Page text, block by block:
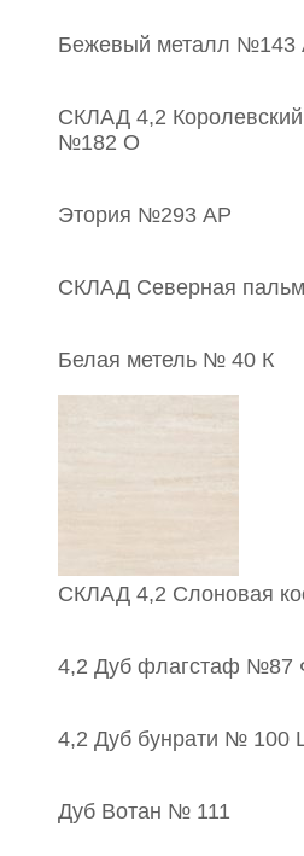
Бежевый металл №143
СКЛАД 4,2
№182 О
Этория №293 АР
СКЛАД Северная
Белая метель № 40 К
СКЛАД 4,2 Слоновая
4,2 Дуб флагстаф №87
4,2 Дуб бунрати № 100
Дуб Вотан № 111